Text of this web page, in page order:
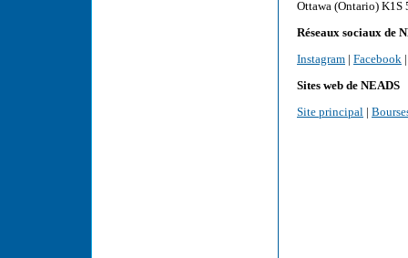
Ottawa (Ontario) K1S
Réseaux sociaux de
Instagram | Facebook
Sites web de NEADS
Site principal |